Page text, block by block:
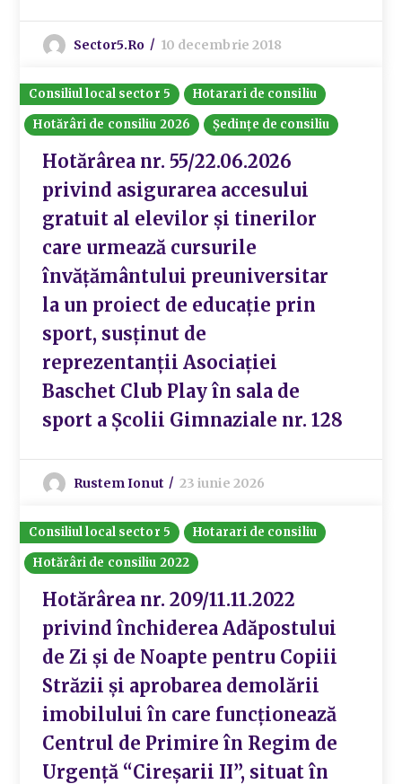
Sector5.ro 10 decembrie 2018
Consiliul local sector 5
Hotarari de consiliu
Hotărâri de consiliu 2026
Ședințe de consiliu
Hotărârea nr. 55/22.06.2026
privind asigurarea accesului
gratuit al elevilor și tinerilor
care urmează cursurile
învățământului preuniversitar
la un proiect de educație prin
sport, susținut de
reprezentanții Asociației
Baschet Club Play în sala de
sport a Școlii Gimnaziale nr. 128
Rustem Ionut 23 iunie 2026
Consiliul local sector 5
Hotarari de consiliu
Hotărâri de consiliu 2022
Hotărârea nr. 209/11.11.2022
privind închiderea Adăpostului
de Zi și de Noapte pentru Copiii
Străzii și aprobarea demolării
imobilului în care funcționează
Centrul de Primire în Regim de
Urgență “Cireșarii II”, situat în